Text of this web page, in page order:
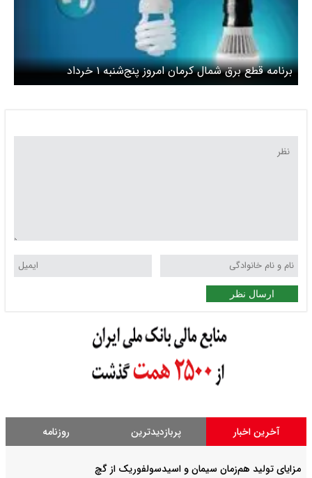
برنامه قطع برق شمال کرمان امروز پنج‌شنبه ۱ خرداد
ارسال نظر
آخرین اخبار پربازدیدترین روزنامه
مزایای تولید هم‌زمان سیمان و اسیدسولفوریک از گچ